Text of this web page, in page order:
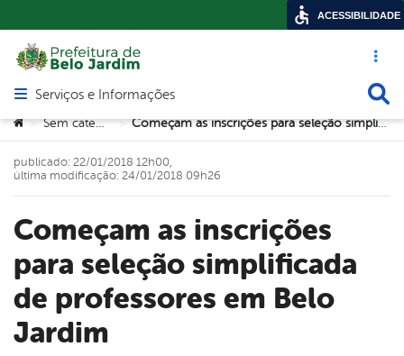
Acesso
Abrir menu principal de navegação
Serviços e Informações
Você está aqui:
> Sem categoria > Começam as inscrições para seleção simplificada de professores em Belo Jardim
Começam as inscrições
para seleção simplificada
de professores em Belo
Jardim
publicado: 22/01/2018 12h00,
última modificação: 24/01/2018 09h26
ACESSIBILIDADE